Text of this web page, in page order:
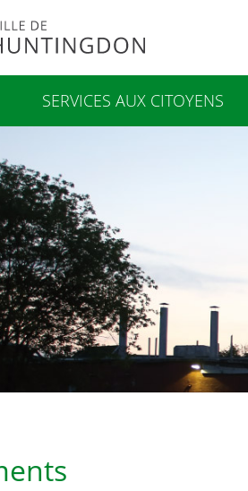
SERVICES AUX CITOYENS